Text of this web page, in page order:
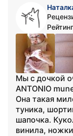
Рейтинг
Мы с дочкой
ANTONIO
Она такая
туника,
шапочка.
винила,